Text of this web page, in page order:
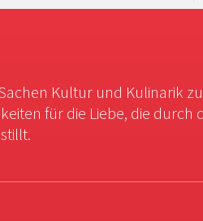
Kultur und Kulinarik
für die Liebe, die